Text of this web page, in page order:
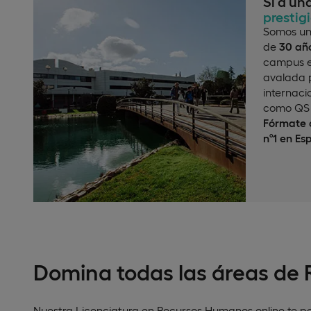
Somos
de 30
campus
avalada
como QS
Fórmate
nº1 en
Domina todas las áreas de